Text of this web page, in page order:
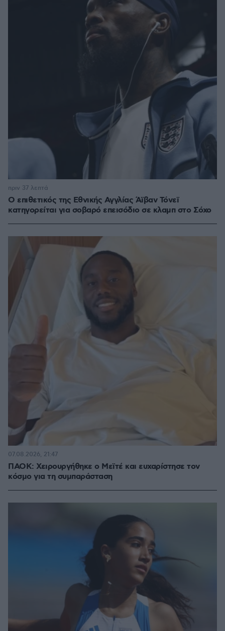
Ο επιθετικός της Εθνικής Αγγλίας Άϊβαν Τόνεϊ
κατηγορείται για σοβαρό επεισόδιο σε κλαμπ στο Σόχο
πριν 37 λεπτά
ΠΑΟΚ: Χειρουργήθηκε ο Μεϊτέ και ευχαρίστησε τον
κόσμο για τη συμπαράσταση
07.08.2026, 21:47